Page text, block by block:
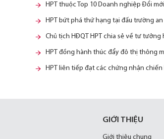
HPT thuộc Top 10 Doanh nghiệp Đổi
HPT bứt phá thứ hạng tại đấu trường
Chủ tịch HĐQT HPT chia sẻ về tư
HPT đồng hành thúc đẩy đô thị thông
HPT liên tiếp đạt các chứng nhận chiến
GIỚI THIỆU
Giới thiệu chung